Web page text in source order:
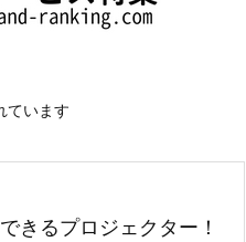
ています
きるプロジェクター！